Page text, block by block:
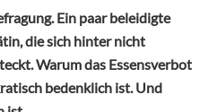
Ein paar beleidigte
die sich hinter nicht
Warum das Essensverbot
bedenklich ist. Und